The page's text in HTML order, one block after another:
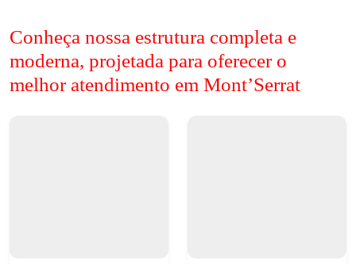
Conheça nossa estrutura completa e
moderna, projetada para oferecer o
melhor atendimento em Mont’Serrat